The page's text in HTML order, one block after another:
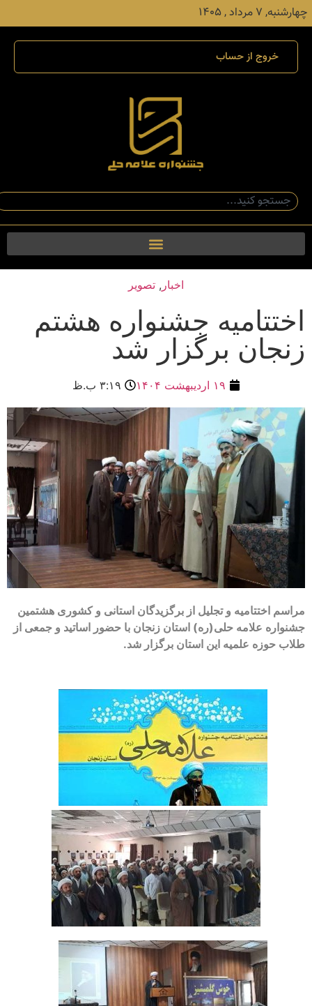
چهارشنبه, ۷ مرداد , ۱۴۰۵
خروج از حساب
اخبار,تصویر
اختتامیه جشنواره هشتم
زنجان برگزار شد
۱۹ اردیبهشت ۱۴۰۴ ۳:۱۹ ب.ظ
مراسم اختتامیه و تجلیل از برگزیدگان استانی و کشوری هشتمین
جشنواره علامه حلی(ره) استان زنجان با حضور اساتید و جمعی از
طلاب حوزه علمیه این استان برگزار شد.